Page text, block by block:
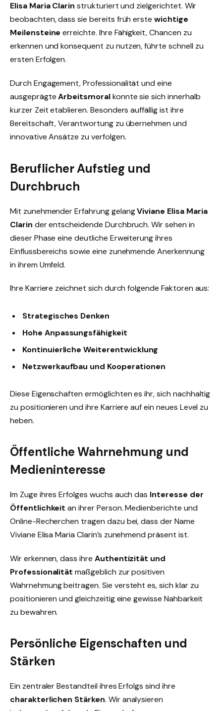
Elisa Maria Clarin strukturiert und zielgerichtet. Wir
beobachten, dass sie bereits früh erstewichtige
Meilensteine erreichte. Ihre Fähigkeit, Chancen zu
erkennen und konsequent zu nutzen, führte schnell zu
ersten Erfolgen.
Durch Engagement, Professionalität und eine
ausgeprägteArbeitsmoralkonnte sie sich innerhalb
kurzer Zeit etablieren. Besonders auffällig ist ihre
Bereitschaft, Verantwortung zu übernehmen und
innovative Ansätze zu verfolgen.
Beruflicher Aufstieg und
Durchbruch
Mit zunehmender Erfahrung gelangViviane Elisa Maria
Clarin der entscheidende Durchbruch. Wir sehen in
dieser Phase eine deutliche Erweiterung ihres
Einflussbereichs sowie eine zunehmende Anerkennung
in ihrem Umfeld.
Ihre Karriere zeichnet sich durch folgende Faktoren aus:
Strategisches Denken
Hohe Anpassungsfähigkeit
Kontinuierliche Weiterentwicklung
Netzwerkaufbau und Kooperationen
Diese Eigenschaften ermöglichten es ihr, sich nachhaltig
zu positionieren und ihre Karriere auf ein neues Level zu
heben.
Öffentliche Wahrnehmung und
Medieninteresse
Im Zuge ihres Erfolges wuchs auch das Interesse der
Öffentlichkeit an ihrer Person. Medienberichte und
Online-Recherchen tragen dazu bei, dass der Name
Viviane Elisa Maria Clarin’s zunehmend präsent ist.
Wir erkennen, dass ihre Authentizität und
Professionalität maßgeblich zur positiven
Wahrnehmung beitragen. Sie versteht es, sich klar zu
positionieren und gleichzeitig eine gewisse Nahbarkeit
zu bewahren.
Persönliche Eigenschaften und
Stärken
Ein zentraler Bestandteil ihres Erfolgs sind ihre
charakterlichen Stärken. Wir analysieren